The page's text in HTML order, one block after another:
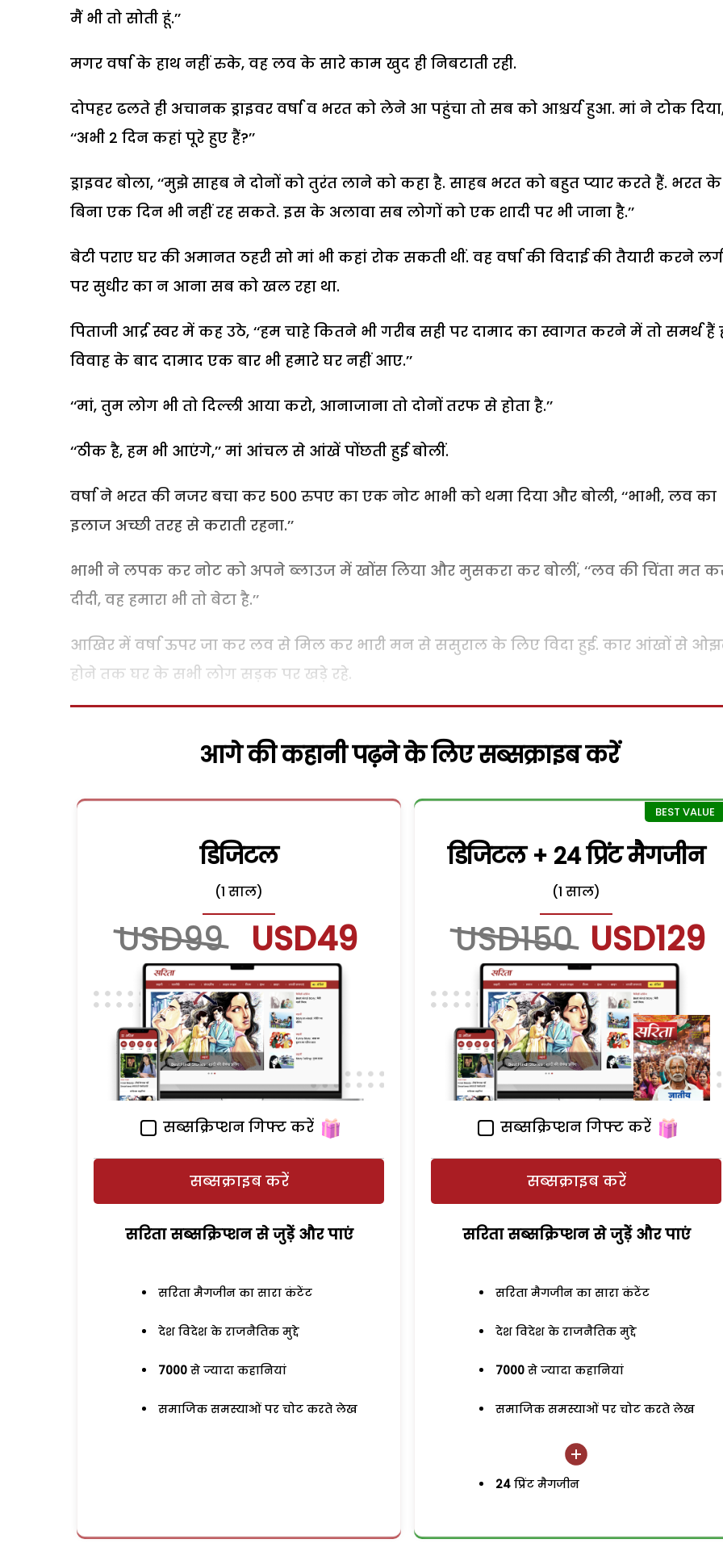
मैं भी तो सोती हूं.’’
मगर वर्षा के हाथ नहीं रुके, वह लव के सारे काम खुद ही निबटाती रही.
दोपहर ढलते ही अचानक ड्राइवर वर्षा व भरत को लेने आ पहुंचा तो सब को आश्चर्य हुआ. मां ने टोक
‘‘अभी 2 दिन कहां पूरे हुए हैं?’’
ड्राइवर बोला, ‘‘मुझे साहब ने दोनों को तुरंत लाने को कहा है. साहब भरत को बहुत प्यार करते हैं. भरत के
बिना एक दिन भी नहीं रह सकते. इस के अलावा सब लोगों को एक शादी पर भी जाना है.’’
बेटी पराए घर की अमानत ठहरी सो मां भी कहां रोक सकती थीं. वह वर्षा की विदाई की तैयारी करने
पर सुधीर का न आना सब को खल रहा था.
पिताजी आर्द्र स्वर में कह उठे, ‘‘हम चाहे कितने भी गरीब सही पर दामाद का स्वागत करने में तो समर्थ हैं
विवाह के बाद दामाद एक बार भी हमारे घर नहीं आए.’’
‘‘मां, तुम लोग भी तो दिल्ली आया करो, आनाजाना तो दोनों तरफ से होता है.’’
‘‘ठीक है, हम भी आएंगे,’’ मां आंचल से आंखें पोंछती हुई बोलीं.
वर्षा ने भरत की नजर बचा कर 500 रुपए का एक नोट भाभी को थमा दिया और बोली, ‘‘भाभी, लव का
इलाज अच्छी तरह से कराती रहना.’’
भाभी ने लपक कर नोट को अपने ब्लाउज में खोंस लिया और मुसकरा कर बोलीं, ‘‘लव की चिंता मत
दीदी, वह हमारा भी तो बेटा है.’’
आखिर में वर्षा ऊपर जा कर लव से मिल कर भारी मन से ससुराल के लिए विदा हुई. कार आंखों से
होने तक घर के सभी लोग सड़क पर खड़े रहे.
आगे की कहानी पढ़ने के लिए सब्सक्राइब करें
डिजिटल
(1 साल)
USD99 USD49
सब्सक्रिप्शन गिफ्ट करें
सब्सक्राइब करें
सरिता सब्सक्रिप्शन से जुड़ेें और पाएं
सरिता मैगजीन का सारा कंटेंट
देश विदेश के राजनैतिक मुद्दे
7000 से ज्यादा कहानियां
समाजिक समस्याओं पर चोट करते लेख
डिजिटल + 24 प्रिंट मैगजीन
(1 साल)
USD150 USD129
सब्सक्रिप्शन गिफ्ट करें
सब्सक्राइब करें
सरिता सब्सक्रिप्शन से जुड़ेें और पाएं
सरिता मैगजीन का सारा कंटेंट
देश विदेश के राजनैतिक मुद्दे
7000 से ज्यादा कहानियां
समाजिक समस्याओं पर चोट करते लेख
24 प्रिंट मैगजीन